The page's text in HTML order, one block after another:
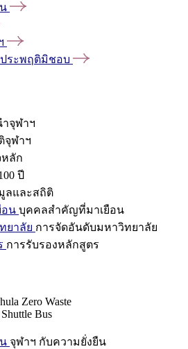
ประพฤติมิชอบ
จุฬาฯ
จุฬาฯ
ลัก
ปี
ลและสถิติ
น บุคคลสำคัญที่มาเยือน
ยาลัย การจัดอันดับมหาวิทยาลัย
การรับรองหลักสูตร
Zero Waste
Bus
จุฬาฯ กับความยั่งยืน